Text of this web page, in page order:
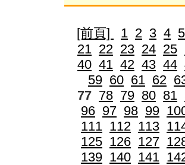
[前頁] 1 2 3 4 5
21 22 23 24 25
40 41 42 43 44
59 60 61 62
77 78 79 80 81
96 97 98 99
111 112 113
125 126 127
139 140 141